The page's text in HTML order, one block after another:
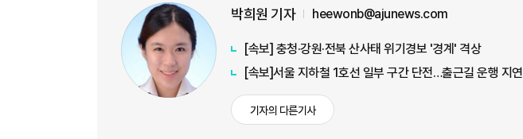
박희원 기자 heewonb@ajunews.com
[속보] 충청·강원·전북 산사태 위기경보 '경계' 격상
[속보]서울 지하철 1호선 일부 구간 단전…출근길 운행 지연
기자의 다른기사